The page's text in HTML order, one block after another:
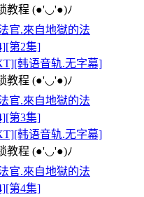
教程 (●'◡'●)ﾉ
官.來自地獄的法
第2集]
韩语音轨.无字幕]
教程 (●'◡'●)ﾉ
官.來自地獄的法
第3集]
韩语音轨.无字幕]
教程 (●'◡'●)ﾉ
官.來自地獄的法
第4集]